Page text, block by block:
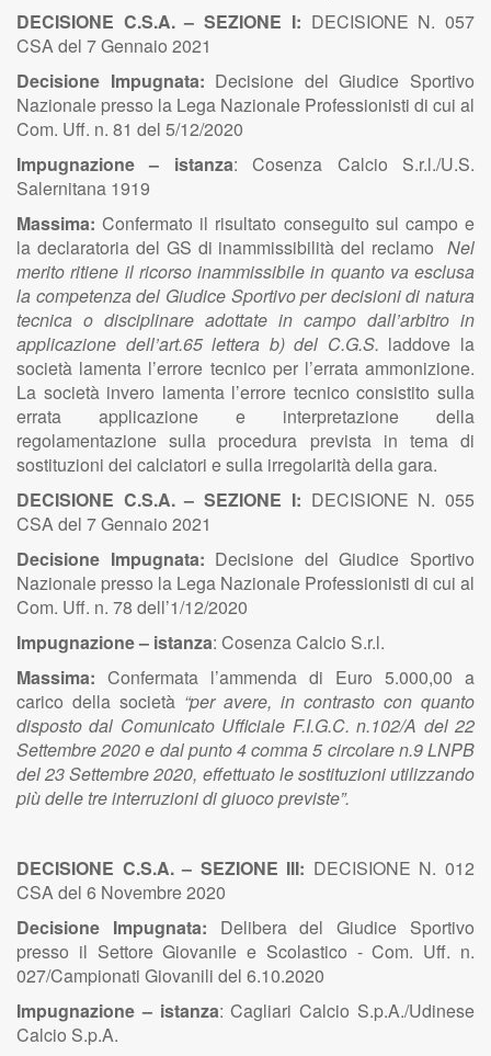
DECISIONE C.S.A. – SEZIONE I: DECISIONE N. 057
CSA del 7 Gennaio 2021
Decisione Impugnata: Decisione del Giudice Sportivo
Nazionale presso la Lega Nazionale Professionisti di cui al
Com. Uff. n. 81 del 5/12/2020
Impugnazione – istanza:
Cosenza Calcio S.r.l./U.S.
Salernitana 1919
Massima:Confermato il risultato conseguito sul campo e
la declaratoria del GS di inammissibilità del reclamo Nel
merito ritiene il ricorso inammissibile in quanto va esclusa
la competenza del Giudice Sportivo per decisioni di natura
tecnica o disciplinare adottate in campo dall’arbitro in
applicazione dell’art.65 lettera b) del C.G.S. laddove la
società lamenta l’errore tecnico per l’errata ammonizione.
La società invero lamenta l’errore tecnico consistito sulla
errata applicazione e interpretazione della
regolamentazione sulla procedura prevista in tema di
sostituzioni dei calciatori e sulla irregolarità della gara.
DECISIONE C.S.A. – SEZIONE I: DECISIONE N. 055
CSA del 7 Gennaio 2021
Decisione Impugnata: Decisione del Giudice Sportivo
Nazionale presso la Lega Nazionale Professionisti di cui al
Com. Uff. n. 78 dell’1/12/2020
Impugnazione – istanza: Cosenza Calcio S.r.l.
Massima: Confermata l’ammenda di Euro 5.000,00 a
carico della società “per avere, in contrasto con quanto
disposto dal Comunicato Ufficiale F.I.G.C. n.102/A del 22
Settembre 2020 e dal punto 4 comma 5 circolare n.9 LNPB
del 23 Settembre 2020, effettuato le sostituzioni utilizzando
più delle tre interruzioni di giuoco previste”.
DECISIONE C.S.A. – SEZIONE III: DECISIONE N. 012
CSA del 6 Novembre 2020
Decisione Impugnata: Delibera del Giudice Sportivo
presso il Settore Giovanile e Scolastico - Com. Uff. n.
027/Campionati Giovanili del 6.10.2020
Impugnazione – istanza: Cagliari Calcio S.p.A./Udinese
Calcio S.p.A.